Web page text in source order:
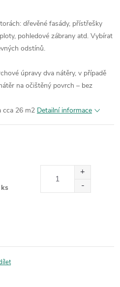
dřevěné fasády, přístřešky
pohledové zábrany atd. Vybírat
odstínů.
úpravy dva nátěry, v případě
na očištěný povrch – bez
cca 26 m2 Detailní informace